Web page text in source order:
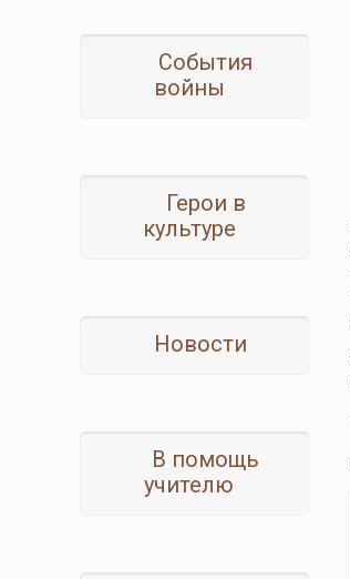
События
войны
Герои в
культуре
Новости
В помощь
учителю